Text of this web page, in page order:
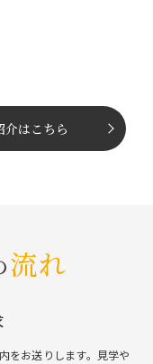
介はこちら
流れ
をお送りします。⾒学や